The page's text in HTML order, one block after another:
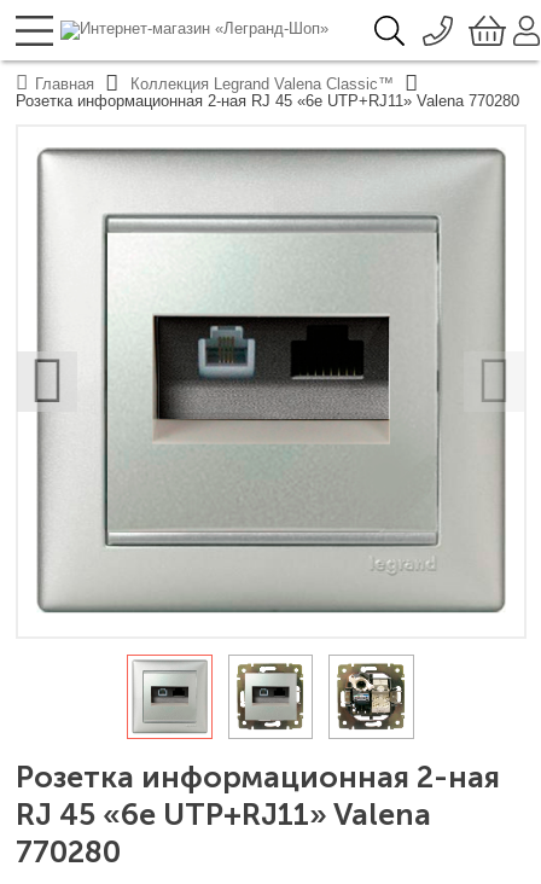
Розетка информационная 2-ная
RJ 45 «6e UTP+RJ11» Valena
770280
О компании
Доставка
Контакты
096 776-72-46
044 390-66-40
050 337-07-10
Главная
Коллекция Legrand Valena Classic™
Розетка информационная 2-ная RJ 45 «6e UTP+RJ11» Valena 770280